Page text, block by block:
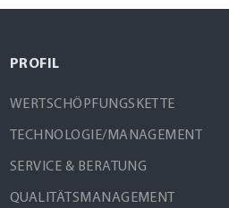
PROFIL
WERTSCHÖPFUNGSKETTE
TECHNOLOGIE/MANAGEMENT
SERVICE & BERATUNG
QUALITÄTSMANAGEMENT